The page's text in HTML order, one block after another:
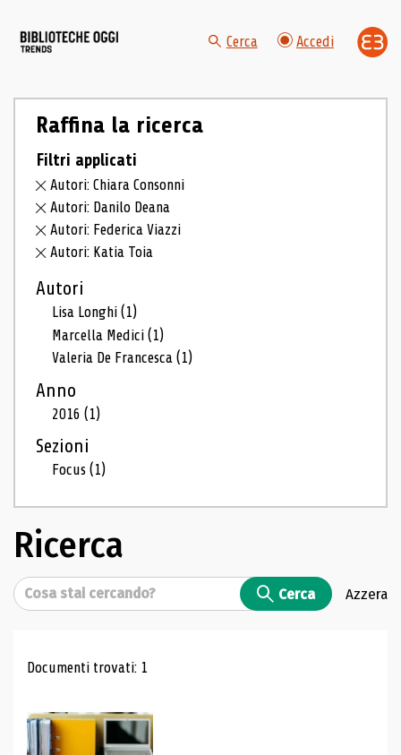
Cerca Accedi
Raffina la ricerca
Filtri applicati
Autori: Chiara Consonni
Autori: Danilo Deana
Autori: Federica Viazzi
Autori: Katia Toia
Autori
Lisa Longhi(1)
Marcella Medici(1)
Valeria De Francesca(1)
Anno
2016(1)
Sezioni
Focus(1)
Ricerca
Cerca Cerca Azzera
Risultati di ricerca
Documenti trovati: 1